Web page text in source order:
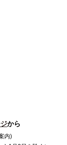
から
内)